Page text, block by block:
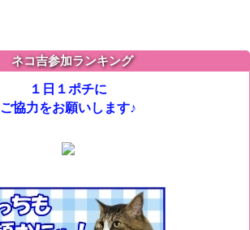
ネコ吉参加ランキング
１日１ポチに
ご協力をお願いします♪